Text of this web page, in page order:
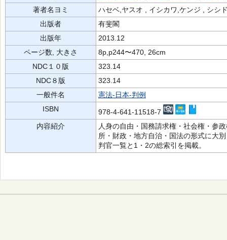
著者名ヨミ
ハセベ,ヤスオ , イシカワ,ケンジ , シシ
出版者
有斐閣
出版年
2013.12
ページ数, 大きさ
8p,p244〜470, 26cm
NDC１０版
323.14
NDC８版
323.14
一般件名
憲法-日本-判例
ISBN
978-4-641-11518-7
内容紹介
人身の自由・国務請求権・社会権・参
所・財政・地方自治・国法の形式に大
判官一覧と1・2の総索引を掲載。